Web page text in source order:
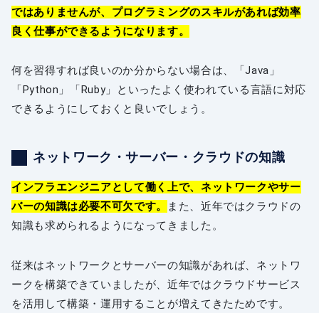
ではありませんが、プログラミングのスキルがあれば効率
良く仕事ができるようになります。
何を習得すれば良いのか分からない場合は、「Java」
「Python」「Ruby」といったよく使われている言語に対応
できるようにしておくと良いでしょう。
ネットワーク・サーバー・クラウドの知識
インフラエンジニアとして働く上で、ネットワークやサー
バーの知識は必要不可欠です。
また、近年ではクラウドの
知識も求められるようになってきました。
従来はネットワークとサーバーの知識があれば、ネットワ
ークを構築できていましたが、近年ではクラウドサービス
を活用して構築・運用することが増えてきたためです。